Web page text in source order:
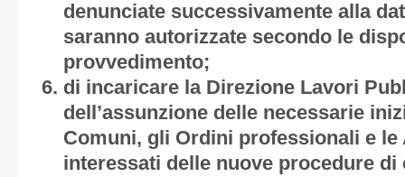
denunciate successivamente alla
saranno autorizzate secondo le
provvedimento;
di incaricare la Direzione Lavori
dell’assunzione delle necessarie
Comuni, gli Ordini professionali e
interessati delle nuove procedure di